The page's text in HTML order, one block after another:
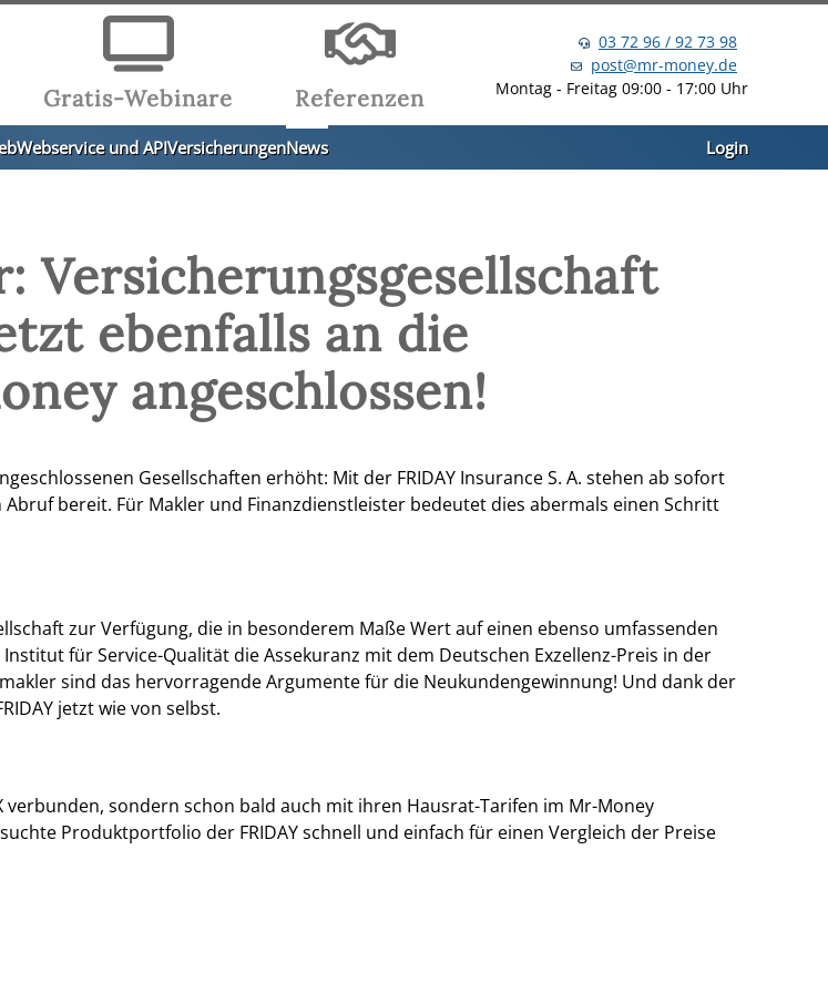
Gratis-Webinare Referenzen
03 72 96 / 92 73 98
post@mr-money.de
Montag - Freitag 09:00 - 17:00 Uhr
Webservice und APIVersicherungenNews Login
Versicherungsgesellschaft
ebenfalls an die
angeschlossen!
Gesellschaften erhöht: Mit der FRIDAY Insurance S. A. stehen ab sofort
bereit. Für Makler und Finanzdienstleister bedeutet dies abermals einen Schritt
zur Verfügung, die in besonderem Maße Wert auf einen ebenso umfassenden
für Service-Qualität die Assekuranz mit dem Deutschen Exzellenz-Preis in der
sind das hervorragende Argumente für die Neukundengewinnung! Und dank der
jetzt wie von selbst.
verbunden, sondern schon bald auch mit ihren Hausrat-Tarifen im Mr-Money
Produktportfolio der FRIDAY schnell und einfach für einen Vergleich der Preise